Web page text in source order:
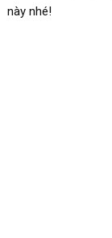
này nhé!